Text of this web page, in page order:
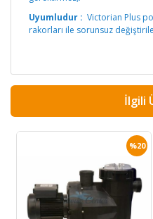
Uyumludur : Victorian Plus
rakorları ile sorunsuz
İlgili
%20